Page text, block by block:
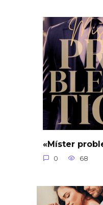
«Míster
0 68